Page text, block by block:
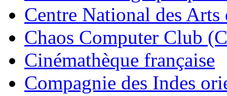
Centre National des
Chaos Computer Club
Cinémathèque française
Compagnie des Indes